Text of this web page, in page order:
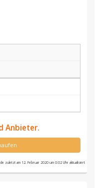
Anbieter.
zuletzt am 12. Februar 2020 um 0:02 Uhr aktualisiert